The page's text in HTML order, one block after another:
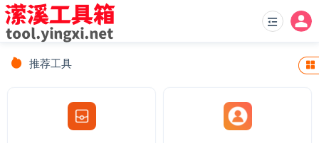
推荐工具